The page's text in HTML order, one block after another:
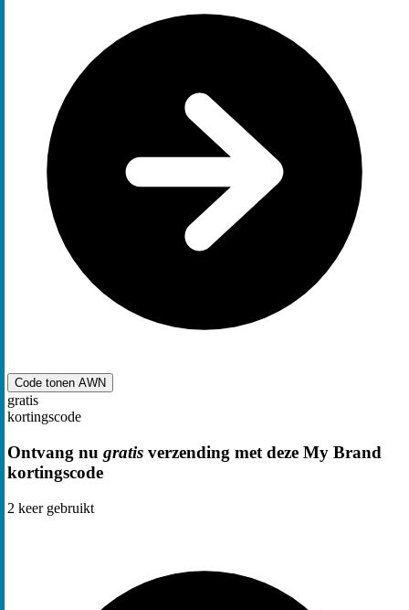
Code tonen AWN
gratis
kortingscode
Ontvang nu gratis verzending met deze My Brand
kortingscode
2 keer gebruikt